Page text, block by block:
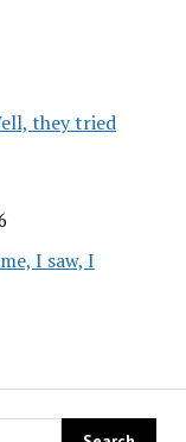
they tried
I saw, I